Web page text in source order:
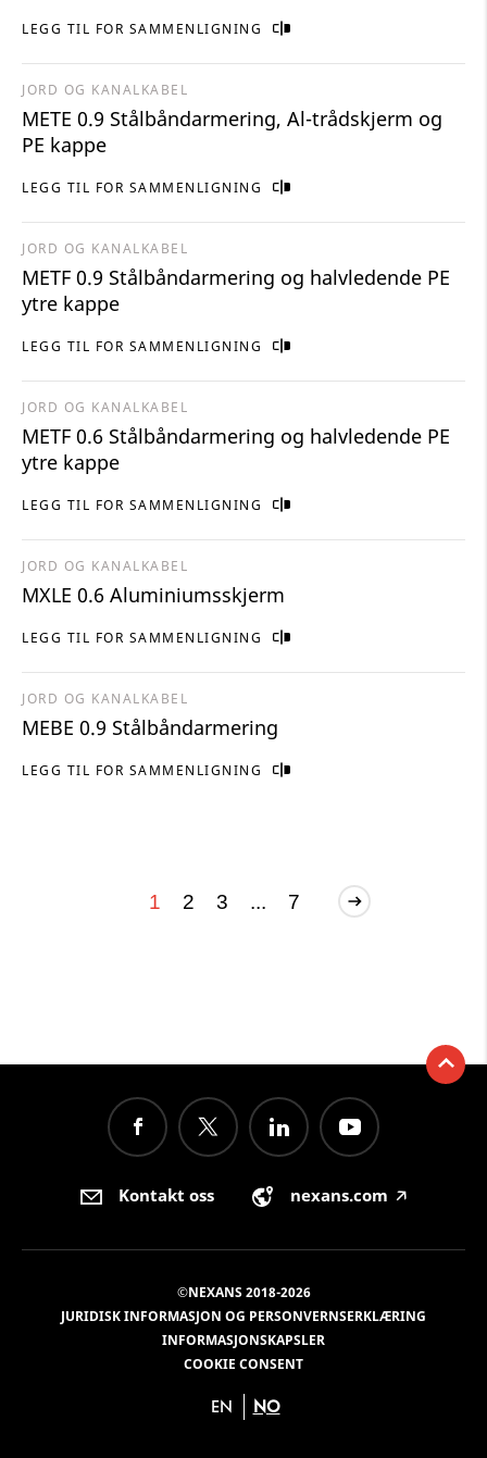
LEGG TIL FOR SAMMENLIGNING
LEGG TIL FOR SAMMENLIGNING
JORD OG KANALKABEL
METE 0.9 Stålbåndarmering, Al-trådskjerm og
PE kappe
LEGG TIL FOR SAMMENLIGNING
JORD OG KANALKABEL
METF 0.9 Stålbåndarmering og halvledende PE
ytre kappe
LEGG TIL FOR SAMMENLIGNING
JORD OG KANALKABEL
METF 0.6 Stålbåndarmering og halvledende PE
ytre kappe
LEGG TIL FOR SAMMENLIGNING
JORD OG KANALKABEL
MXLE 0.6 Aluminiumsskjerm
LEGG TIL FOR SAMMENLIGNING
JORD OG KANALKABEL
MEBE 0.9 Stålbåndarmering
1 2 3 ... 7
Kontakt oss nexans.com 🡥
©NEXANS 2018-2026
JURIDISK INFORMASJON OG PERSONVERNSERKLÆRING
INFORMASJONSKAPSLER
COOKIE CONSENT
EN NO